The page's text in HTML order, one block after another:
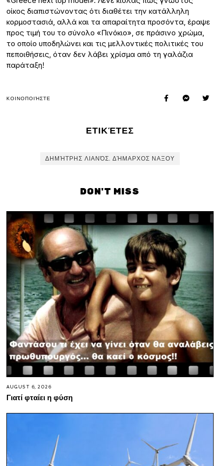
οίκος διαπιστώνοντας ότι διαθέτει την κατάλληλη
κορμοστασιά, αλλά και τα απαραίτητα προσόντα, έραψε
προς τιμή του το σύνολο «Πινόκιο», σε πράσινο χρώμα,
το οποίο υποδηλώνει και τις μελλοντικές πολιτικές του
πεποιθήσεις, όταν δεν λάβει χρίσμα από τη γαλάζια
παράταξη!
ΚΟΙΝΟΠΟΙΉΣΤΕ
ΕΤΙΚΈΤΕΣ
ΔΗΜΉΤΡΗΣ ΛΙΑΝΌΣ. ΔΉΜΑΡΧΟΣ ΝΑΞΟΥ
DON'T MISS
AUGUST 6, 2026
Γιατί φταίει η φύση